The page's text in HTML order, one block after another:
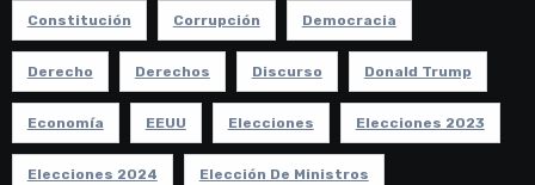
Constitución Corrupción Democracia
Derecho Derechos Discurso Donald Trump
Economía EEUU Elecciones Elecciones 2023
Elecciones 2024 Elección De Ministros